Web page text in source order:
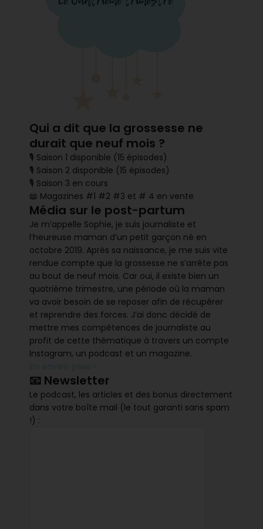
Qui a dit que la grossesse ne
durait que neuf mois ?
🎙 Saison 1 disponible (15 épisodes)
🎙 Saison 2 disponible (15 épisodes)
🎙 Saison 3 en cours
📖 Magazines #1 #2 #3 et # 4 en vente
Média sur le post-partum
Je m’appelle Sophie, je suis journaliste et
l’heureuse maman d’un petit garçon né en
octobre 2019. Après sa naissance, je me suis vite
rendue compte que la grossesse ne s’arrête pas
au bout de neuf mois. Car oui, il existe bien un
quatrième trimestre, une période où la maman
va avoir besoin de se reposer afin de récupérer
et reprendre des forces. J’ai donc décidé de
mettre mes compétences de journaliste au
profit de cette thématique à travers un compte
Instagram, un podcast et un magazine.
📧 Newsletter
Le podcast, les articles et des bonus directement
dans votre boîte mail (le tout garanti sans spam
!) :